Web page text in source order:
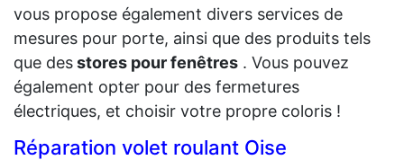
vous propose également divers services de
mesures pour porte, ainsi que des produits tels
que desstores pour fenêtres . Vous pouvez
également opter pour des fermetures
électriques, et choisir votre propre coloris !
Réparation volet roulant Oise